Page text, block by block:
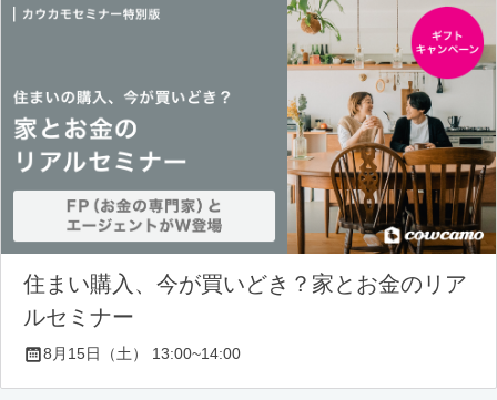
住まい購入、今が買いどき？家とお金のリア
ルセミナー
8月15日（土） 13:00~14:00